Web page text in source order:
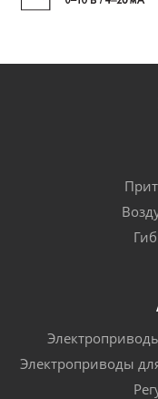
Электроприводы